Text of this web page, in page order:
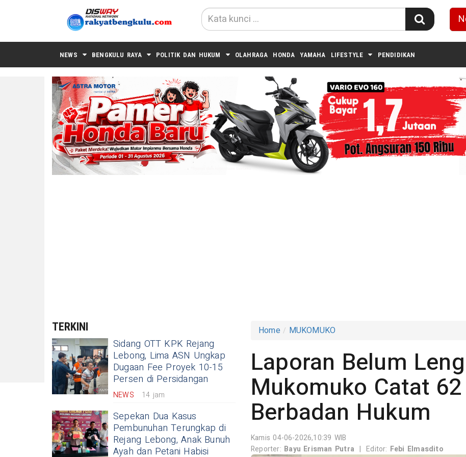
NEWS BENGKULU RAYA POLITIK DAN HUKUM OLAHRAGA HONDA YAMAHA LIFESTYLE PENDIDIKAN
TERKINI
Sidang OTT KPK Rejang
Lebong, Lima ASN Ungkap
Dugaan Fee Proyek 10-15
Persen di Persidangan
NEWS 14 jam
Sepekan Dua Kasus
Pembunuhan Terungkap di
Rejang Lebong, Anak Bunuh
Ayah dan Petani Habisi
Home MUKOMUKO
Laporan Belum
Mukomuko Catat
Berbadan Hukum
Kamis 04-06-2026,10:39 WIB
Reporter: Bayu Erisman Putra | Editor: Febi Elmasdito